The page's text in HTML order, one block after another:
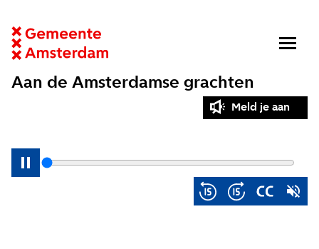
Aan de Amsterdamse grachten
Meld je aan